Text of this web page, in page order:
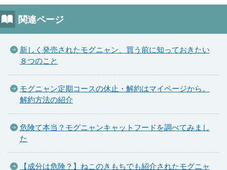
関連ページ
新しく発売されたモグニャン、買う前に知っておきたい
８つのこと
モグニャン定期コースの休止・解約はマイページから。
解約方法の紹介
危険て本当？モグニャンキャットフードを調べてみまし
た
【成分は危険？】ねこのきもちでも紹介されたモグニャ